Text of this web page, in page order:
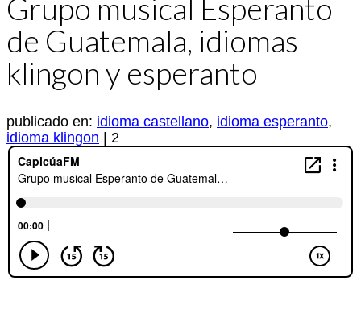
Grupo musical Esperanto
de Guatemala, idiomas
klingon y esperanto
publicado en: idioma castellano, idioma esperanto,
idioma klingon
2